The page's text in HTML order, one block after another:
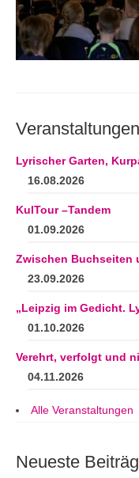
Lyrikschaufenster
Mitglied werden
Veranstaltungen
Lyrischer Garten,
16.08.2026
KulTour –Tandem
01.09.2026
Zwischen Buchseiten
23.09.2026
„Leipzig im Gedicht.
01.10.2026
Verehrt, verfolgt und
04.11.2026
Alle Veranstaltungen
Neueste